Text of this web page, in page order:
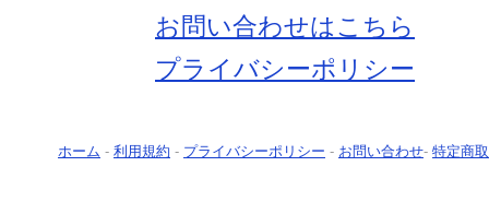
お問い合わせはこちら
プライバシーポリシー
ホーム - 利用規約 - プライバシーポリシー - お問い合わせ- 特定商